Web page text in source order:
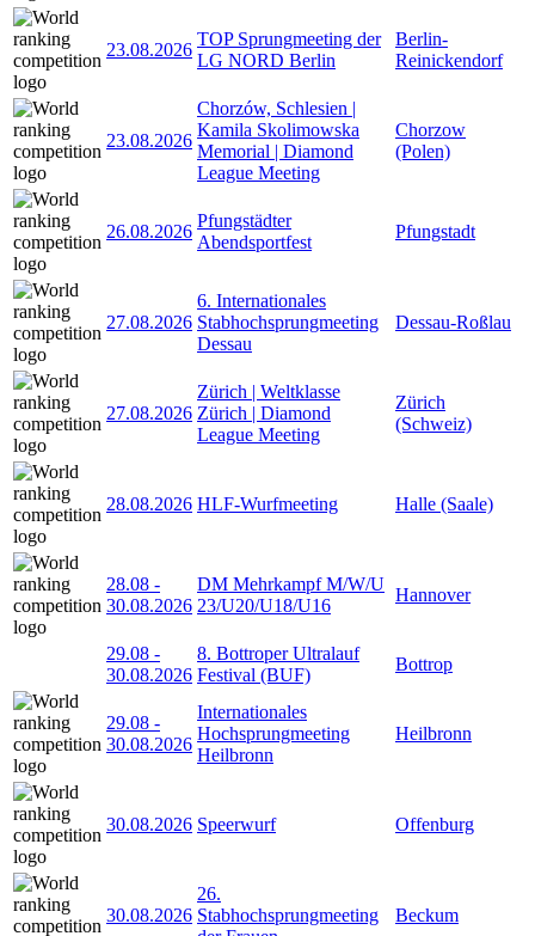
23.08.2026
TOP Sprungmeeting der
LG NORD Berlin
Berlin-
Reinickendorf
23.08.2026
Chorzów, Schlesien |
Kamila Skolimowska
Memorial | Diamond
League Meeting
Chorzow
(Polen)
26.08.2026
Pfungstädter
Abendsportfest
Pfungstadt
27.08.2026
6. Internationales
Stabhochsprungmeeting
Dessau
Dessau-Roßlau
27.08.2026
Zürich | Weltklasse
Zürich | Diamond
League Meeting
Zürich
(Schweiz)
28.08.2026 HLF-Wurfmeeting Halle (Saale)
28.08 -
30.08.2026
DM Mehrkampf M/W/U
23/U20/U18/U16
Hannover
29.08 -
30.08.2026
8. Bottroper Ultralauf
Festival (BUF)
Bottrop
29.08 -
30.08.2026
Internationales
Hochsprungmeeting
Heilbronn
Heilbronn
30.08.2026 Speerwurf Offenburg
30.08.2026
26.
Stabhochsprungmeeting
Beckum